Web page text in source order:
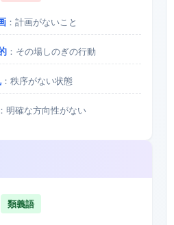
：計画がないこと
：その場しのぎの行動
：秩序がない状態
明確な方向性がない
類義語